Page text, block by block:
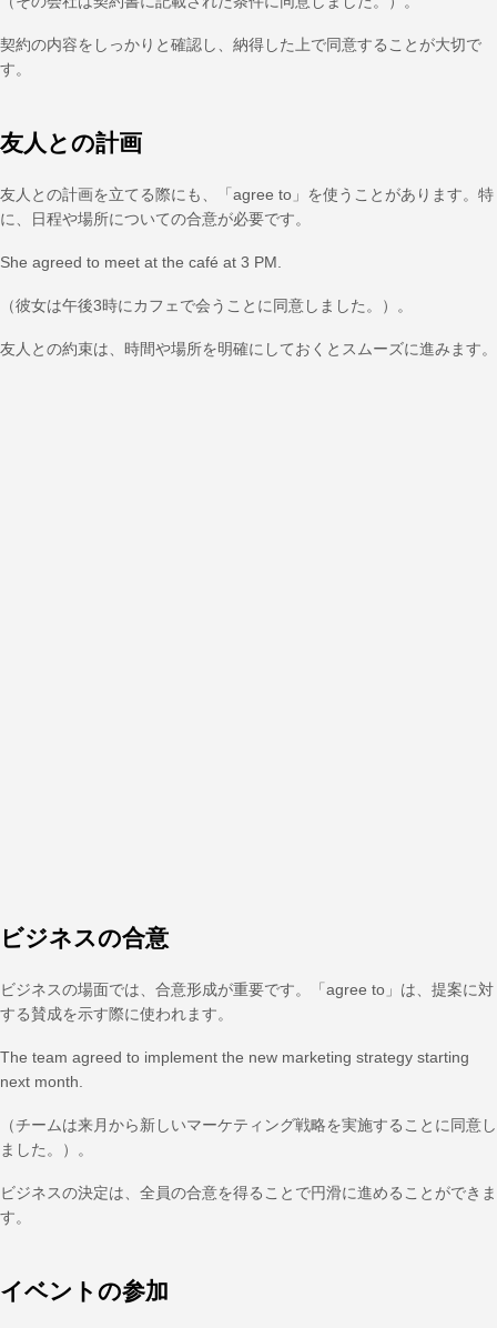
契約の内容をしっかりと確認し、納得した上で同意することが大切で
す。
友人との計画
友人との計画を立てる際にも、「agree to」を使うことがあります。特
に、日程や場所についての合意が必要です。
She agreed to meet at the café at 3 PM.
（彼女は午後3時にカフェで会うことに同意しました。）。
友人との約束は、時間や場所を明確にしておくとスムーズに進みます。
ビジネスの合意
ビジネスの場面では、合意形成が重要です。「agree to」は、提案に対
する賛成を示す際に使われます。
The team agreed to implement the new marketing strategy starting
next month.
（チームは来月から新しいマーケティング戦略を実施することに同意し
ました。）。
ビジネスの決定は、全員の合意を得ることで円滑に進めることができま
す。
イベントの参加